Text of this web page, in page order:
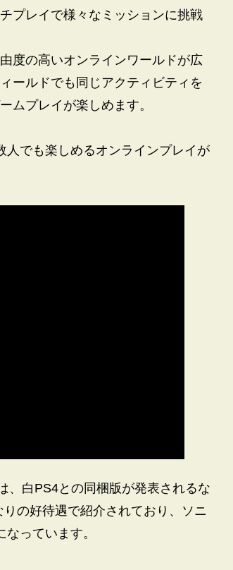
プレイで様々なミッションに挑戦
度の高いオンラインワールドが広
ールドでも同じアクティビティを
ムプレイが楽しめます。
人でも楽しめるオンラインプレイが
白PS4との同梱版が発表されるな
の好待遇で紹介されており、ソニ
っています。